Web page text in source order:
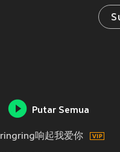
Putar Semua
ringring响起我爱你